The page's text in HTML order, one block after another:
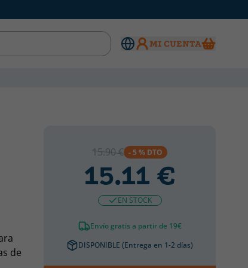
MI CUENTA
de
15.90 € - 5 % DTO
15.11 €
EN STOCK
Envío gratis a partir de 19€
DISPONIBLE (Entrega en 1-2 días)